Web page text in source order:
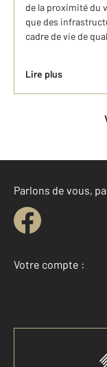
de la proximité du
que des
cadre de vie de
Lire plus
Parlons de vous,
Votre compte :